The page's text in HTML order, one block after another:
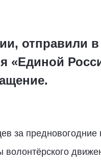
отправили в
«Единой
за предновогодние
волонтёрского